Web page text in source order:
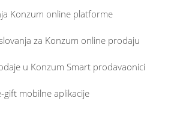
Konzum online platforme
za Konzum online prodaju
u Konzum Smart prodavaonici
gift mobilne aplikacije